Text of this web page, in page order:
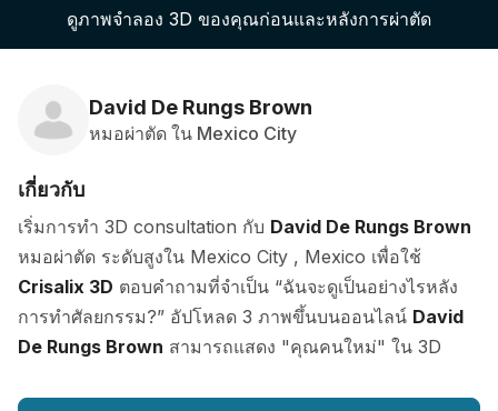
แผน
ความคิดเห็นของคนไข้
ดูภาพจำลอง 3D ของคุณก่อนและหลังการผ่าตัด
David De Rungs Brown
หมอผ่าตัด ใน Mexico City
เกี่ยวกับ
เริ่มการทำ 3D consultation กับ David De Rungs Brown
หมอผ่าตัด ระดับสูงใน Mexico City , Mexico เพื่อใช้
Crisalix 3D ตอบคำถามที่จำเป็น “ฉันจะดูเป็นอย่างไรหลัง
การทำศัลยกรรม?” อัปโหลด 3 ภาพขึ้นบนออนไลน์ David
De Rungs Brown สามารถแสดง "คุณคนใหม่" ใน 3D